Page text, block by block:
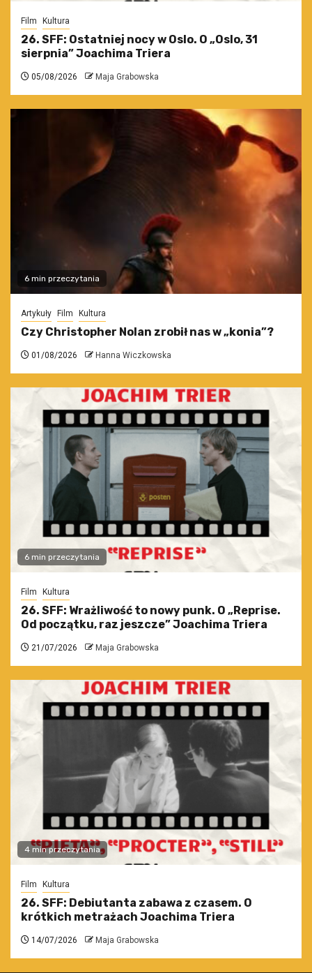
Film Kultura
26. SFF: Ostatniej nocy w Oslo. O „Oslo, 31
sierpnia” Joachima Triera
05/08/2026 Maja Grabowska
6 min przeczytania
Artykuły Film Kultura
Czy Christopher Nolan zrobił nas w „konia”?
01/08/2026 Hanna Wiczkowska
6 min przeczytania
Film Kultura
26. SFF: Wrażliwość to nowy punk. O „Reprise.
Od początku, raz jeszcze” Joachima Triera
21/07/2026 Maja Grabowska
4 min przeczytania
Film Kultura
26. SFF: Debiutanta zabawa z czasem. O
krótkich metrażach Joachima Triera
14/07/2026 Maja Grabowska